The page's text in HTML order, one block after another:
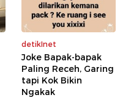
detikInet
Joke Bapak-bapak
Paling Receh, Garing
tapi Kok Bikin
Ngakak